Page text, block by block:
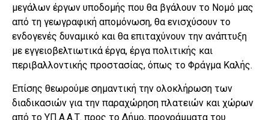
μεγάλων έργων υποδομής που θα βγάλουν το Νομό μας
από τη γεωγραφική απομόνωση, θα ενισχύσουν το
ενδογενές δυναμικό και θα επιταχύνουν την ανάπτυξη
με εγγειοβελτιωτικά έργα, έργα πολιτικής και
περιβαλλοντικής προστασίας, όπως το Φράγμα Καλής.
Επίσης θεωρούμε σημαντική την ολοκλήρωση των
διαδικασιών για την παραχώρηση πλατειών και χώρων
από το ΥΠ.Α.Α.Τ. προς το Δήμο, προγράμματα του